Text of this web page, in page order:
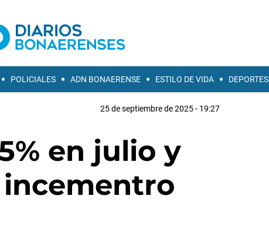
POLICIALES ADN BONAERENSE ESTILO DE VIDA DEPORTES
25 de septiembre de 2025 - 19:27
en julio y